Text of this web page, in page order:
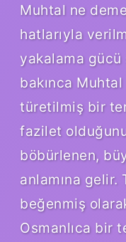
Muhtal ne
hatlarıyla
yakalama gücü
bakınca
türetilmiş bir
fazilet
böbürlenen,
anlamına gelir.
beğenmiş
Osmanlıca bir